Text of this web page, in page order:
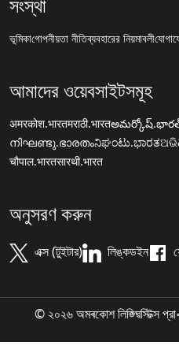
সংস্থা
ভূমিকাগোপনীয়তা নীতিব্যবহারের নিয়মাবলী
আমাদের ওয়েবসাইটসমূহ
अमरकोश.भारतमराठी.भारत
നിഘണ്ടു.ഭാരതംನಿಘಂಟು.ಭಾರತ
चौपाल.भारतसारथी.भारत
অনুসরণ করুন
এক্স (টুইটার) লিঙ্কডইন
© ২০২৬ অমৰকোশ লিঙ্গ্ৱিস্টিক্স